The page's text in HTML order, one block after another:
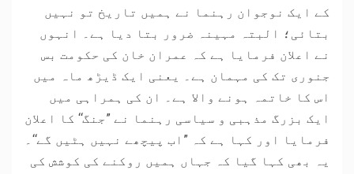
کے ایک نوجوان رہنما نے ہمیں تاریخ تو نہیں
بتائی؛ البتہ مہینہ ضرور بتا دیا ہے۔ انہوں
نے اعلان فرمایا ہے کہ عمران خان کی حکومت بس
جنوری تک کی مہمان ہے۔ یعنی ایک ڈیڑھ ماہ میں
اس کا خاتمہ ہونے والا ہے۔ ان کی ہمراہی میں
ایک بزرگ مذہبی و سیاسی رہنما نے ”جنگ‘‘ کا اعلان
فرمایا اور کہا ہے کہ ”اب پیچھے نہیں ہٹیں گے‘‘۔
یہ بھی کہا گیا کہ جہاں ہمیں روکنے کی کوشش کی